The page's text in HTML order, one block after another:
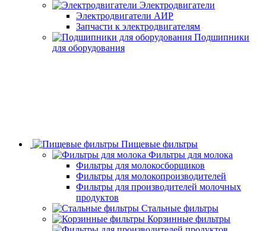
Электродвигатели
Электродвигатели АИР
Запчасти к электродвигателям
Подшипники
для оборудования
Пищевые фильтры
Фильтры для молока
Фильтры для молокосборщиков
Фильтры для молокопроизводителей
Фильтры для производителей молочных
продуктов
Стальные фильтры
Корзинные фильтры